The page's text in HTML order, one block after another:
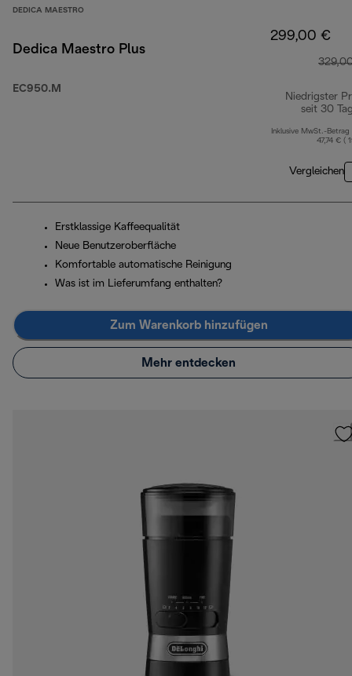
DEDICA MAESTRO
Dedica Maestro Plus
EC950.M
299,00 €
Niedrigster
seit 30
Inklusive MwSt.-Betrag
47,74 € (
Vergleichen
Erstklassige Kaffeequalität
Neue Benutzeroberfläche
Komfortable automatische Reinigung
Was ist im Lieferumfang enthalten?
Zum Warenkorb hinzufügen
Mehr entdecken